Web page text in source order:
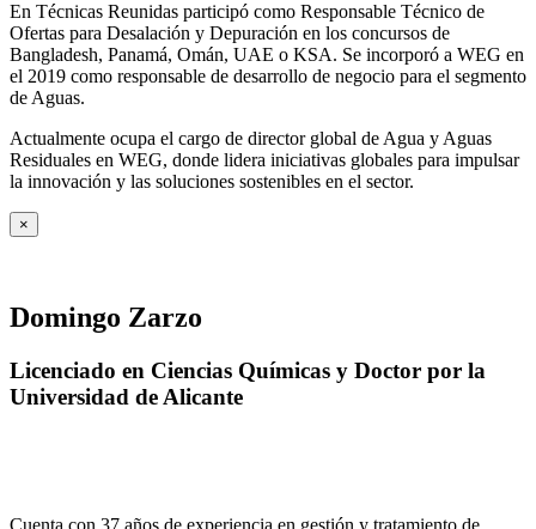
En Técnicas Reunidas participó como Responsable Técnico de
Ofertas para Desalación y Depuración en los concursos de
Bangladesh, Panamá, Omán, UAE o KSA. Se incorporó a WEG en
el 2019 como responsable de desarrollo de negocio para el segmento
de Aguas.
Actualmente ocupa el cargo de director global de Agua y Aguas
Residuales en WEG, donde lidera iniciativas globales para impulsar
la innovación y las soluciones sostenibles en el sector.
×
Domingo Zarzo
Licenciado en Ciencias Químicas y Doctor por la
Universidad de Alicante
Cuenta con 37 años de experiencia en gestión y tratamiento de